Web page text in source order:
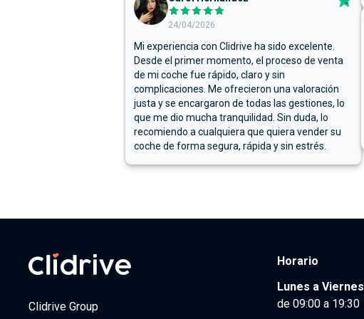
24/04/2026
Mi experiencia con Clidrive ha sido excelente.
Desde el primer momento, el proceso de venta
de mi coche fue rápido, claro y sin
complicaciones. Me ofrecieron una valoración
justa y se encargaron de todas las gestiones, lo
que me dio mucha tranquilidad. Sin duda, lo
recomiendo a cualquiera que quiera vender su
coche de forma segura, rápida y sin estrés.
Clidrive Group
Horario
Lunes a Viernes
de 09:00 a 19:30